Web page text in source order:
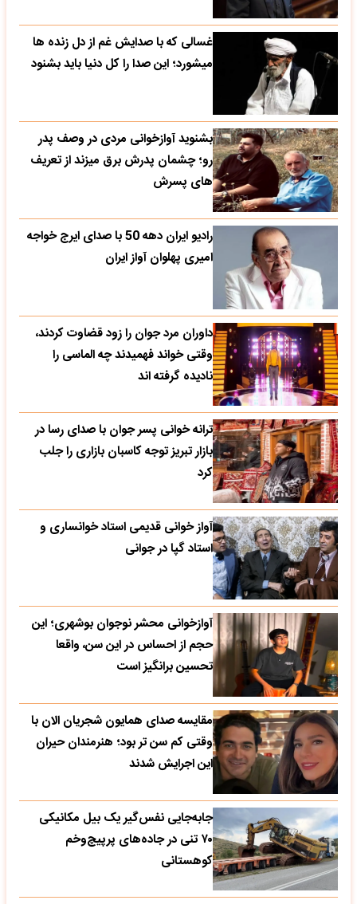
غسالی که با صدایش غم از دل زنده ها
میشورد؛ این صدا را کل دنیا باید بشنود
بشنوید آوازخوانی مردی در وصف پدر
رو؛ چشمان پدرش برق میزند از تعریف
های پسرش
رادیو ایران دهه 50 با صدای ایرج خواجه
امیری پهلوان آواز ایران
داوران مرد جوان را زود قضاوت کردند،
وقتی خواند فهمیدند چه الماسی را
نادیده گرفته اند
ترانه خوانی پسر جوان با صدای رسا در
بازار تبریز توجه کاسبان بازاری را جلب
کرد
آواز خوانی قدیمی استاد خوانساری و
استاد گپا در جوانی
آوازخوانی محشر نوجوان بوشهری؛ این
حجم از احساس در این سن، واقعا
تحسین‌ برانگیز است
مقایسه صدای همایون شجریان الان با
وقتی کم سن تر بود؛ هنرمندان حیران
این اجرایش شدند
جابه‌جایی نفس‌گیر یک بیل مکانیکی
۷۰ تنی در جاده‌های پرپیچ‌وخم
کوهستانی